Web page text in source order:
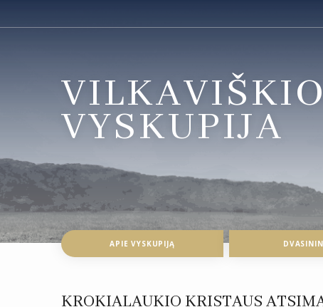
VYSKUPIJA
APIE VYSKUPIJĄ
KROKIALAUKIO KRISTAUS